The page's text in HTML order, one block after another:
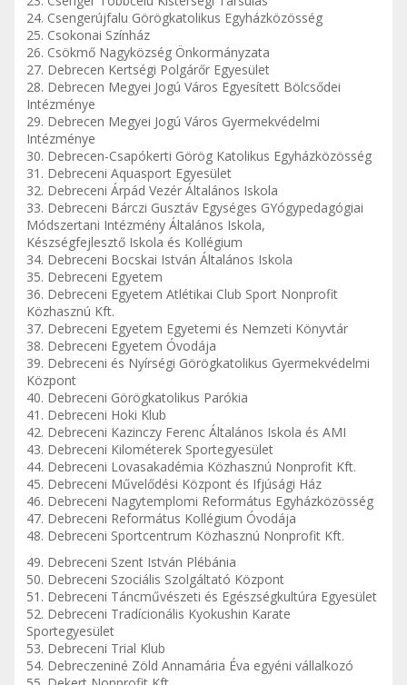
24. Csengerújfalu Görögkatolikus Egyházközösség
25. Csokonai Színház
26. Csökmő Nagyközség Önkormányzata
27. Debrecen Kertségi Polgárőr Egyesület
28. Debrecen Megyei Jogú Város Egyesített Bölcsődei
Intézménye
29. Debrecen Megyei Jogú Város Gyermekvédelmi
Intézménye
30. Debrecen-Csapókerti Görög Katolikus Egyházközösség
31. Debreceni Aquasport Egyesület
32. Debreceni Árpád Vezér Általános Iskola
33. Debreceni Bárczi Gusztáv Egységes GYógypedagógiai
Módszertani Intézmény Általános Iskola,
Készségfejlesztő Iskola és Kollégium
34. Debreceni Bocskai István Általános Iskola
35. Debreceni Egyetem
36. Debreceni Egyetem Atlétikai Club Sport Nonprofit
Közhasznú Kft.
37. Debreceni Egyetem Egyetemi és Nemzeti Könyvtár
38. Debreceni Egyetem Óvodája
39. Debreceni és Nyírségi Görögkatolikus Gyermekvédelmi
Központ
40. Debreceni Görögkatolikus Parókia
41. Debreceni Hoki Klub
42. Debreceni Kazinczy Ferenc Általános Iskola és AMI
43. Debreceni Kilométerek Sportegyesület
44. Debreceni Lovasakadémia Közhasznú Nonprofit Kft.
45. Debreceni Művelődési Központ és Ifjúsági Ház
46. Debreceni Nagytemplomi Református Egyházközösség
47. Debreceni Református Kollégium Óvodája
48. Debreceni Sportcentrum Közhasznú Nonprofit Kft.
49. Debreceni Szent István Plébánia
50. Debreceni Szociális Szolgáltató Központ
51. Debreceni Táncművészeti és Egészségkultúra Egyesület
52. Debreceni Tradícionális Kyokushin Karate
Sportegyesület
53. Debreceni Trial Klub
54. Debreczeniné Zöld Annamária Éva egyéni vállalkozó